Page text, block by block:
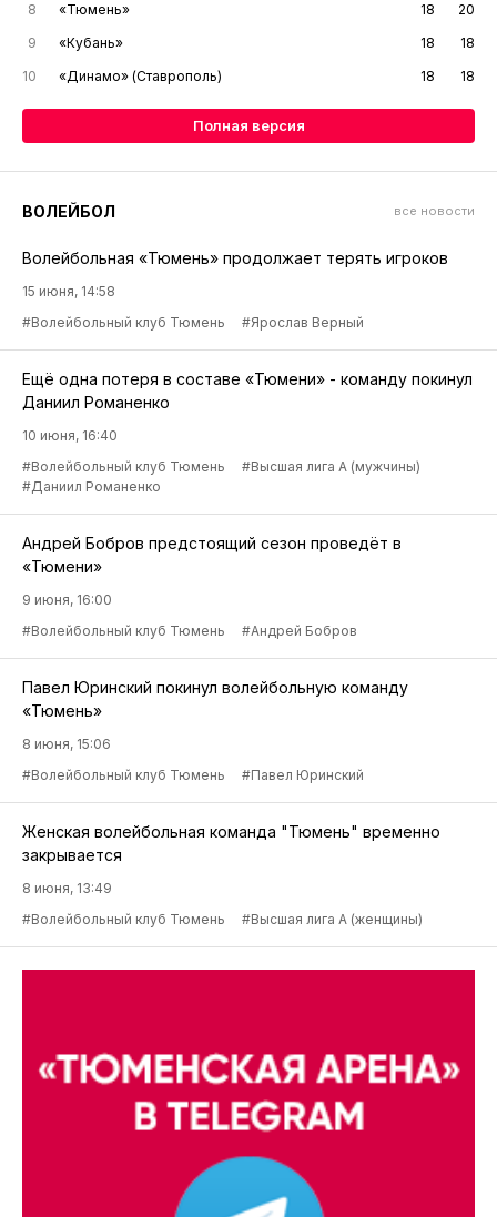
8
«Тюмень» 18
20
9
«Кубань» 18
18
10
«Динамо» (Ставрополь) 18 18
Полная версия
ВОЛЕЙБОЛ все новости
Волейбольная «Тюмень» продолжает терять игроков
15 июня, 14:58
#Волейбольный клуб Тюмень
#Ярослав Верный
Ещё одна потеря в составе «Тюмени» - команду покинул
Даниил Романенко
10 июня, 16:40
#Волейбольный клуб Тюмень
#Высшая лига А (мужчины)
#Даниил Романенко
Андрей Бобров предстоящий сезон проведёт в
«Тюмени»
9 июня, 16:00
#Волейбольный клуб Тюмень
#Андрей Бобров
Павел Юринский покинул волейбольную команду
«Тюмень»
8 июня, 15:06
#Волейбольный клуб Тюмень
#Павел Юринский
Женская волейбольная команда "Тюмень" временно
закрывается
8 июня, 13:49
#Волейбольный клуб Тюмень
#Высшая лига А (женщины)